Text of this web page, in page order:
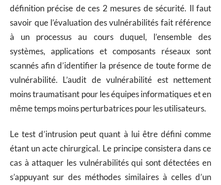
définition précise de ces 2 mesures de sécurité. Il faut
savoir que l’évaluation des vulnérabilités fait référence
à un processus au cours duquel, l’ensemble des
systèmes, applications et composants réseaux sont
scannés afin d’identifier la présence de toute forme de
vulnérabilité. L’audit de vulnérabilité est nettement
moins traumatisant pour les équipes informatiques et en
même temps moins perturbatrices pour les utilisateurs.
Le test d’intrusion peut quant à lui être défini comme
étant un acte chirurgical. Le principe consistera dans ce
cas à attaquer les vulnérabilités qui sont détectées en
s’appuyant sur des méthodes similaires à celles d’un